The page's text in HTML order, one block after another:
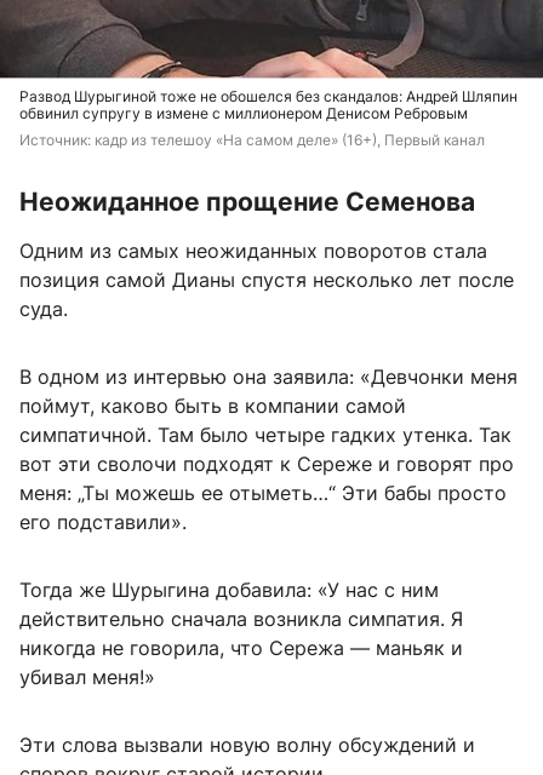
Развод Шурыгиной тоже не обошелся без скандалов: Андрей Шляпин
обвинил супругу в измене с миллионером Денисом Ребровым
Источник: кадр из телешоу «На самом деле» (16+), Первый канал
Неожиданное прощение Семенова
Одним из самых неожиданных поворотов стала
позиция самой Дианы спустя несколько лет после
суда.
В одном из интервью она заявила: «Девчонки меня
поймут, каково быть в компании самой
симпатичной. Там было четыре гадких утенка. Так
вот эти сволочи подходят к Сереже и говорят про
меня: „Ты можешь ее отыметь…“ Эти бабы просто
его подставили».
Тогда же Шурыгина добавила: «У нас с ним
действительно сначала возникла симпатия. Я
никогда не говорила, что Сережа — маньяк и
убивал меня!»
Эти слова вызвали новую волну обсуждений и